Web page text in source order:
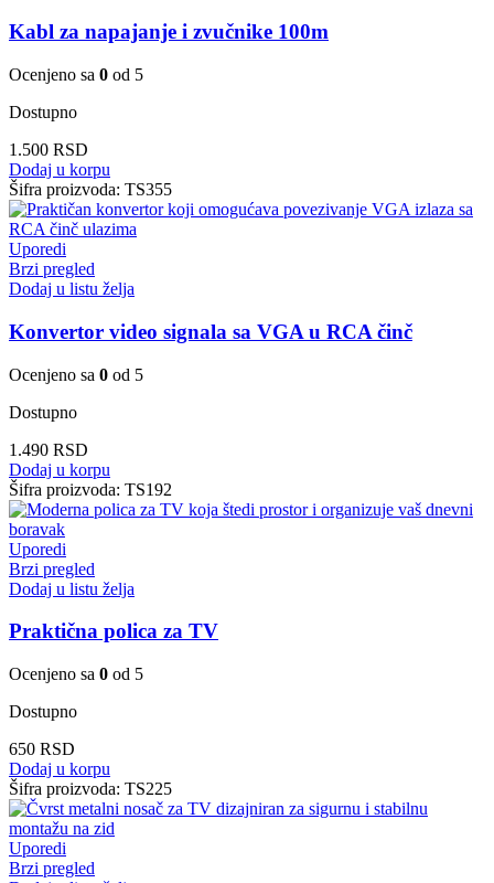
Kabl za napajanje i zvučnike 100m
Ocenjeno sa 0 od 5
Dostupno
1.500 RSD
Dodaj u korpu
Šifra proizvoda: TS355
Uporedi
Brzi pregled
Dodaj u listu želja
Konvertor video signala sa VGA u RCA činč
Ocenjeno sa 0 od 5
Dostupno
1.490 RSD
Dodaj u korpu
Šifra proizvoda: TS192
Uporedi
Brzi pregled
Dodaj u listu želja
Praktična polica za TV
Ocenjeno sa 0 od 5
Dostupno
650 RSD
Dodaj u korpu
Šifra proizvoda: TS225
Uporedi
Brzi pregled